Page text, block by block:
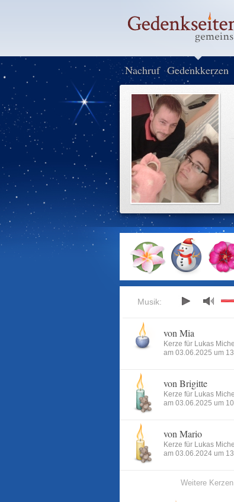
Nachruf Gedenkkerzen
Musik:
von Mia
Kerze für Lukas
am 03.06.2025 um
von Brigitte
Kerze für Lukas
am 03.06.2025 um
von Mario
Kerze für Lukas
am 03.06.2024 um
Weitere